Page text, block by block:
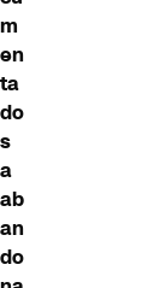
m
en
ta
do
s
a
ab
an
do